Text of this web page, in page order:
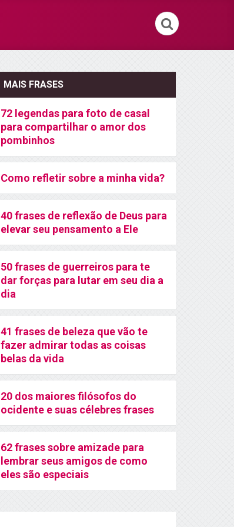
MAIS FRASES
72 legendas para foto de casal
para compartilhar o amor dos
pombinhos
Como refletir sobre a minha vida?
40 frases de reflexão de Deus para
elevar seu pensamento a Ele
50 frases de guerreiros para te
dar forças para lutar em seu dia a
dia
41 frases de beleza que vão te
fazer admirar todas as coisas
belas da vida
20 dos maiores filósofos do
ocidente e suas célebres frases
62 frases sobre amizade para
lembrar seus amigos de como
eles são especiais